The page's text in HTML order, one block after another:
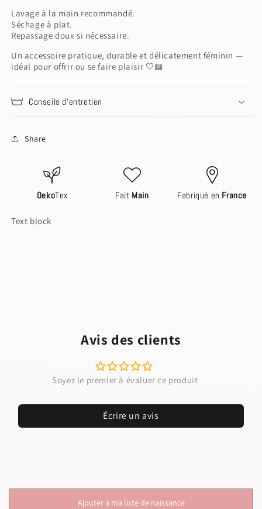
Please select product styles
Login to save your design
Your design has been saved as a draft, please
login to save your artwork to your account for
CHECKBOX OPTIONS
Preview Your Design
Lavage à la main recommandé.
Séchage à plat.
Repassage doux si nécessaire.
Un accessoire pratique, durable et délicatement féminin —
idéal pour offrir ou se faire plaisir 🤍📖
Conseils d'entretien
Share
OekoTex Fait Main Fabriqué en France
Text block
Avis des clients
Écrire un avis
Ajouter a ma liste de naissance